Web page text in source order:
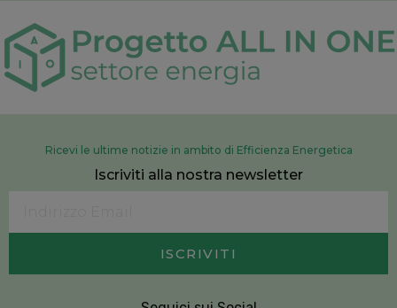
Ricevi le ultime notizie in ambito di Efficienza Energetica
Iscriviti alla nostra newsletter
ISCRIVITI